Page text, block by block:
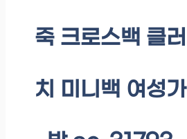
죽 크로스백 클러
치 미니백 여성가